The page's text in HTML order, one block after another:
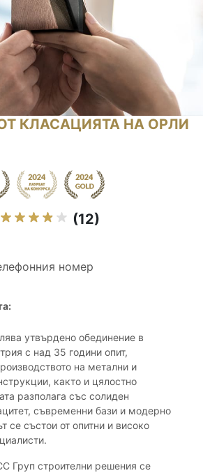
КЛАСАЦИЯТА НА ОРЛИ
(12)
номер
утвърдено обединение в
с над 35 години опит,
на метални и
както и цялостно
разполага със солиден
съвременни бази и модерно
се състои от опитни и високо
Груп строителни решения се